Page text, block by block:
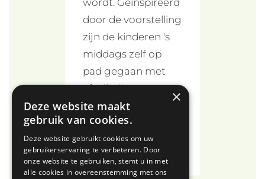
wordt. Geïnspireerd
door de voorstelling
zijn de kinderen 's
middags zelf op
pad gegaan met
afvalknijpers om
zwerfafval op te
ruimen in de buurt.
×
Deze website maakt
gebruik van cookies.
Deze website gebruikt cookies om uw
gebruikerservaring te verbeteren. Door
onze website te gebruiken, stemt u in met
alle cookies in overeenstemming met ons